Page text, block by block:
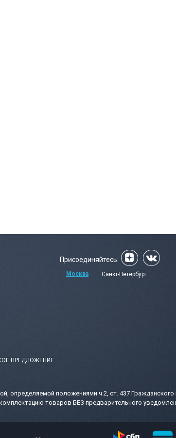
ПРЕДЛОЖЕНИЕ
Присоединяйтесь:
Москва Санкт-Петербург
положениями ч.2, ст. 437 Гражданского
товаров БЕЗ предварительного